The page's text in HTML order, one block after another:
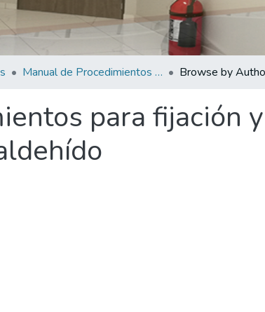
Manual de Procedimientos para fijación y conservación de cadáveres con formaldehído Browse by
para fijación